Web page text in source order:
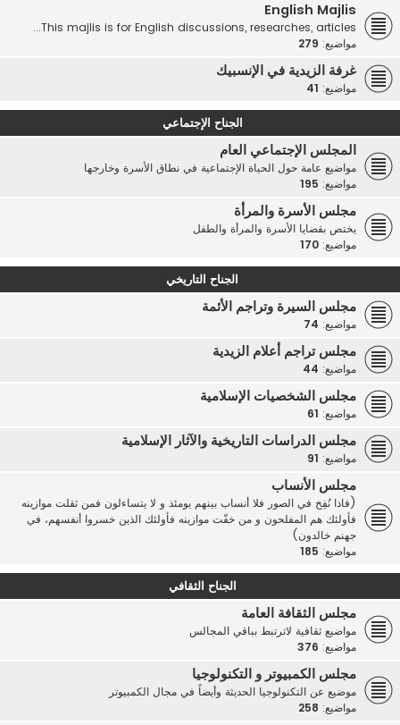
English Majlis
This majlis is for English discussions, researches, articles...
مواضيع: 279
غرفة الزيدية في الإنسبيك
مواضيع: 41
الجناح الإجتماعي
المجلس الإجتماعي العام
مواضيع عامة حول الحياة الإجتماعية في نطاق الأسرة وخارجها
مواضيع: 195
مجلس الأسرة والمرأة
يختص بقضايا الأسرة والمرأة والطفل
مواضيع: 170
الجناح التاريخي
مجلس السيرة وتراجم الأئمة
مواضيع: 74
مجلس تراجم أعلام الزيدية
مواضيع: 44
مجلس الشخصيات الإسلامية
مواضيع: 61
مجلس الدراسات التاريخية والآثار الإسلامية
مواضيع: 91
مجلس الأنساب
(فاذا نُفِخ في الصور فلا أنساب بينهم يومئذ و لا يتساءلون فمن ثقلت موازينه
فأولئك هم المفلحون و من خفّت موازينه فأولئك الذين خسروا أنفسهم، في
جهنم خالدون)
مواضيع: 185
الجناح الثقافي
مجلس الثقافة العامة
مواضيع ثقافية لاترتبط بباقي المجالس
مواضيع: 376
مجلس الكمبيوتر و التكنولوجيا
موضيع عن التكنولوجيا الحديثة وأيضاً في مجال الكمبيوتر
مواضيع: 258